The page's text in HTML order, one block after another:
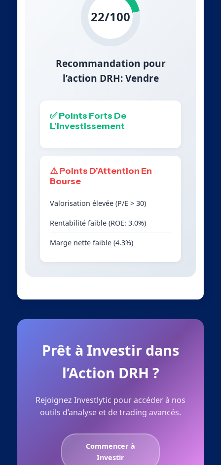
22/100
Recommandation pour
l’action DRH: Vendre
✅ Points Forts De
L’Investissement
⚠️ Points D’Attention En
Bourse
Valorisation élevée (P/E > 30)
Rentabilité faible (ROE: 3.0%)
Marge nette faible (4.3%)
Prêt à Investir dans
l’Action DRH ?
Rejoignez Investlytic pour accéder à nos
outils d’analyse et de trading avancés.
Commencer à
Investir